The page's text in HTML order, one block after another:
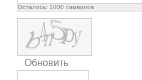
Осталось: 1000 символов
Обновить